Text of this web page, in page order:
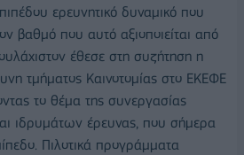
ερευνητικό δυναμικό που
βαθμό που αυτό αξιοποιείται από
έθεσε στη συζήτηση η
τμήματος Καινοτομίας στο ΕΚΕΦΕ
το θέμα της συνεργασίας
ιδρυμάτων έρευνας, που σήμερα
Πιλοτικά προγράμματα